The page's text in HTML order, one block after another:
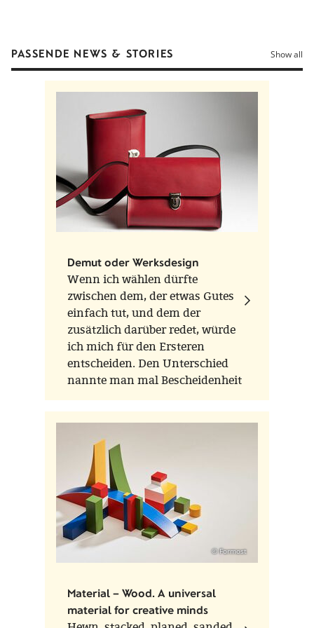
PASSENDE NEWS & STORIES Show all
Demut oder Werksdesign
Wenn ich wählen dürfte
zwischen dem, der etwas Gutes
einfach tut, und dem der
zusätzlich darüber redet, würde
ich mich für den Ersteren
entscheiden. Den Unterschied
nannte man mal Bescheidenheit
oder Demut.
© Formost
Material – Wood. A universal
material for creative minds